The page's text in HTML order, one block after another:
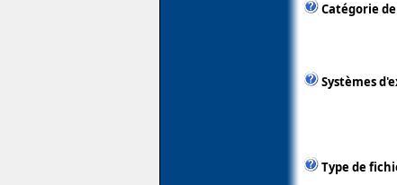
Catégorie
Systèmes
Type de